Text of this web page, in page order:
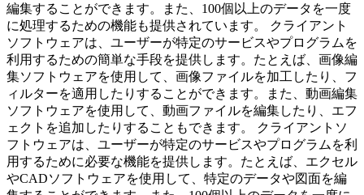
編集することができます。また、100個以上のデータを一度
に処理するための機能も提供されています。 クライアント
ソフトウェアは、ユーザーが特定のサービスやプログラムを
利用するための簡単な手段を提供します。たとえば、画像編
集ソフトウェアを使用して、画像ファイルを加工したり、フ
ィルターを適用したりすることができます。また、動画編集
ソフトウェアを使用して、動画ファイルを編集したり、エフ
ェクトを追加したりすることもできます。 クライアントソ
フトウェアは、ユーザーが特定のサービスやプログラムを利
用するために必要な機能を提供します。たとえば、エクセル
やCADソフトウェアを使用して、特定のデータや図面を編